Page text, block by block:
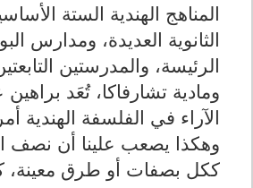
المناهج الهندية الستة
الثانوية العديدة، ومدارس
الرئيسة، والمدرستين
ومادية تشارفاكا، تُعَد
الآراء في الفلسفة الهندية
وهكذا يصعب علينا أن نصف
ككل بصفات أو طرق معينة،